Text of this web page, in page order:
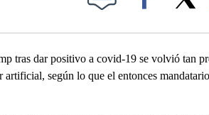
Facebook
tras dar positivo a covid-19 se volvió tan
según lo que el entonces